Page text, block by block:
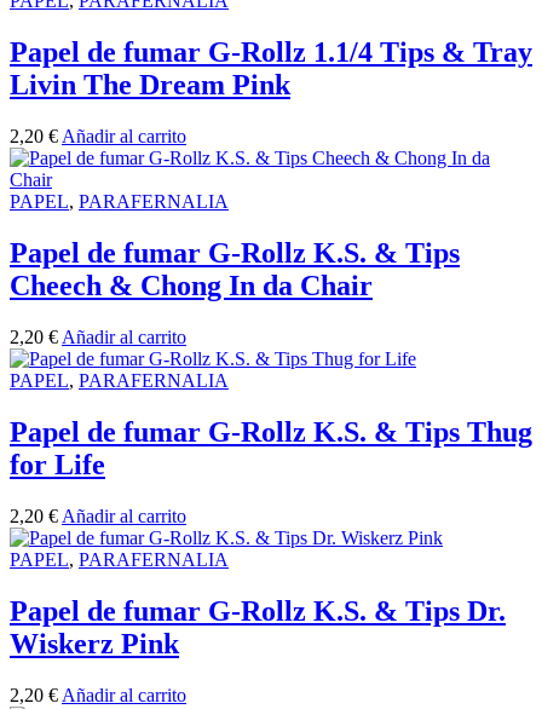
Papel de fumar G-Rollz 1.1/4 Tips & Tray
Livin The Dream Pink
2,20 € Añadir al carrito
PAPEL, PARAFERNALIA
Papel de fumar G-Rollz K.S. & Tips
Cheech & Chong In da Chair
2,20 € Añadir al carrito
PAPEL, PARAFERNALIA
Papel de fumar G-Rollz K.S. & Tips Thug
for Life
2,20 € Añadir al carrito
PAPEL, PARAFERNALIA
Papel de fumar G-Rollz K.S. & Tips Dr.
Wiskerz Pink
2,20 € Añadir al carrito